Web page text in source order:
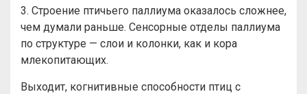
3. Строение птичьего паллиума оказалось сложнее,
чем думали раньше. Сенсорные отделы паллиума
по структуре — слои и колонки, как и кора
млекопитающих.
Выходит, когнитивные способности птиц с